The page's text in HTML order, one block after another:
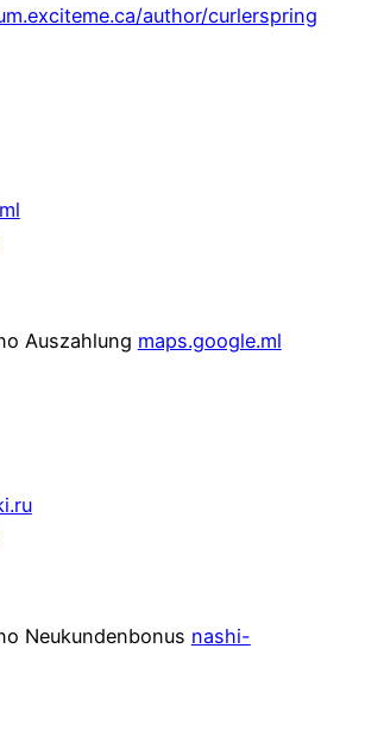
author/curlerspring
Auszahlung maps.google.ml
Neukundenbonus nashi-